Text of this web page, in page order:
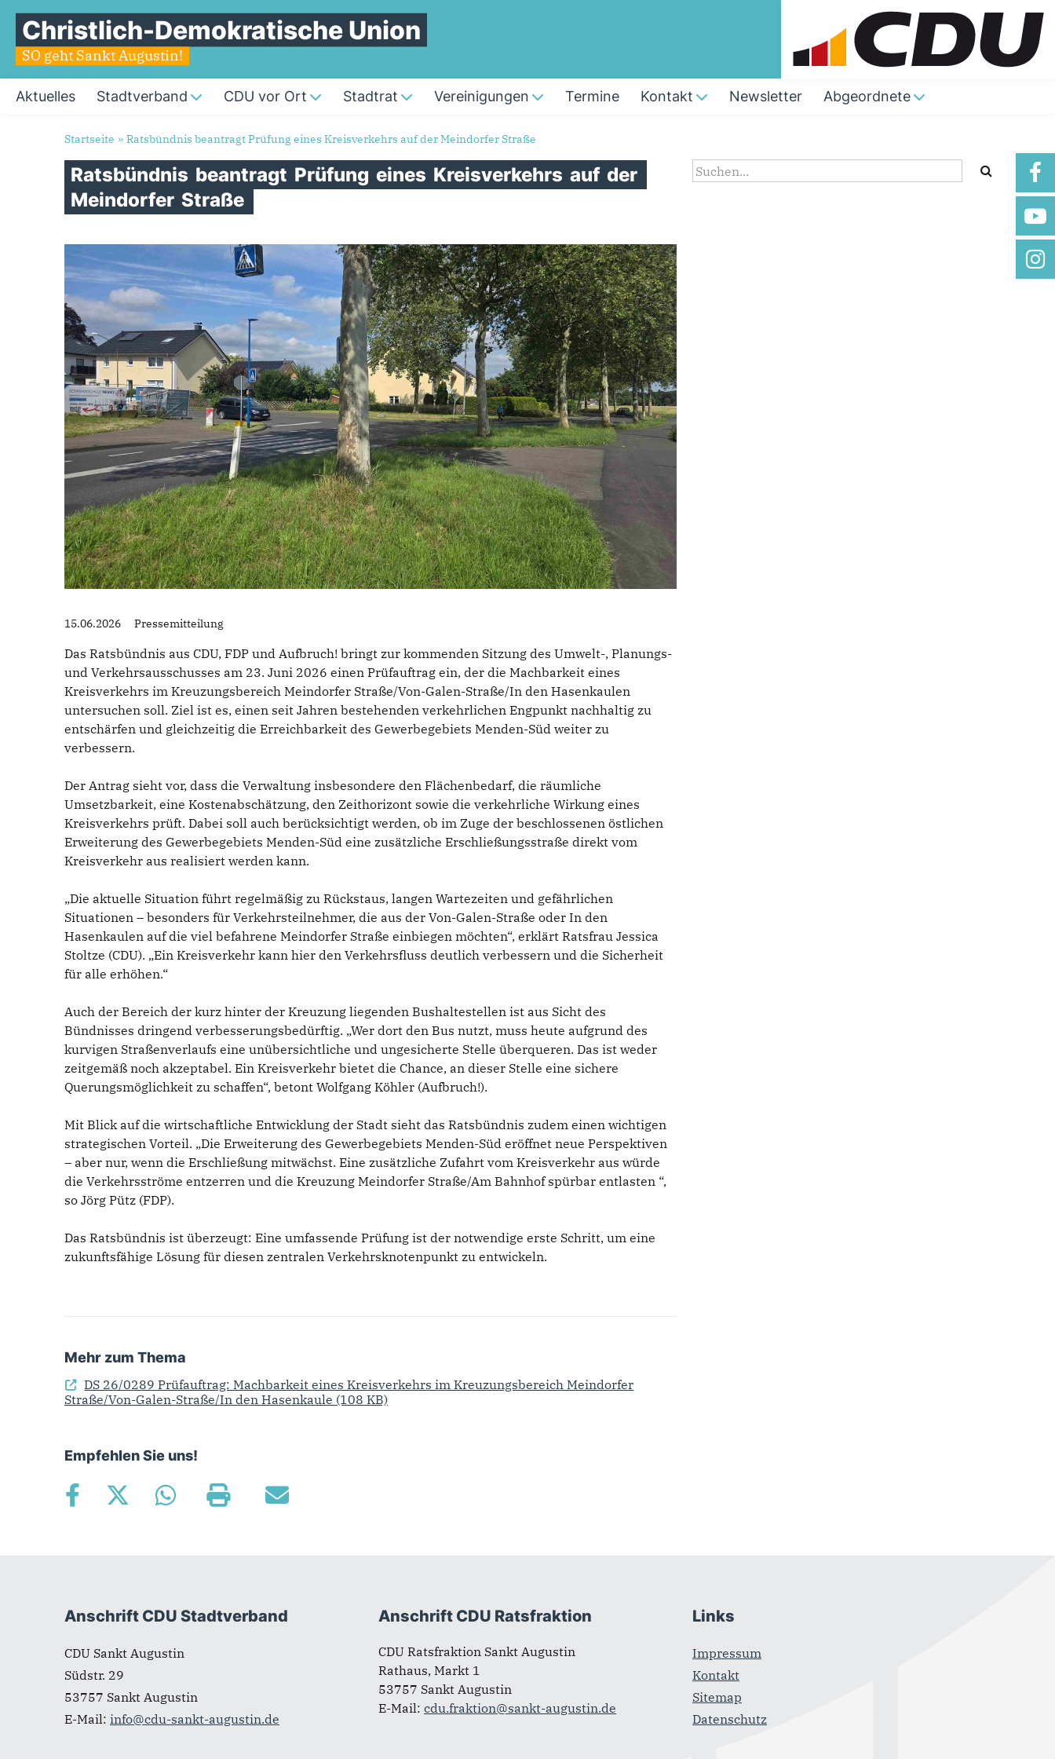
Christlich-Demokratische Union
SO geht Sankt Augustin!
Aktuelles Stadtverband CDU vor Ort Stadtrat Vereinigungen Termine Kontakt Newsletter Abgeordnete
Sie sind hier
Startseite » Ratsbündnis beantragt Prüfung eines Kreisverkehrs auf der Meindorfer Straße
Ratsbündnis beantragt Prüfung eines Kreisverkehrs auf der
Meindorfer Straße
15.06.2026 Pressemitteilung
Das Ratsbündnis aus CDU, FDP und Aufbruch! bringt zur kommenden Sitzung des Umwelt-, Planungs-
und Verkehrsausschusses am 23. Juni 2026 einen Prüfauftrag ein, der die Machbarkeit eines
Kreisverkehrs im Kreuzungsbereich Meindorfer Straße/Von-Galen-Straße/In den Hasenkaulen
untersuchen soll. Ziel ist es, einen seit Jahren bestehenden verkehrlichen Engpunkt nachhaltig zu
entschärfen und gleichzeitig die Erreichbarkeit des Gewerbegebiets Menden-Süd weiter zu
verbessern.
Der Antrag sieht vor, dass die Verwaltung insbesondere den Flächenbedarf, die räumliche
Umsetzbarkeit, eine Kostenabschätzung, den Zeithorizont sowie die verkehrliche Wirkung eines
Kreisverkehrs prüft. Dabei soll auch berücksichtigt werden, ob im Zuge der beschlossenen östlichen
Erweiterung des Gewerbegebiets Menden-Süd eine zusätzliche Erschließungsstraße direkt vom
Kreisverkehr aus realisiert werden kann.
„Die aktuelle Situation führt regelmäßig zu Rückstaus, langen Wartezeiten und gefährlichen
Situationen – besonders für Verkehrsteilnehmer, die aus der Von-Galen-Straße oder In den
Hasenkaulen auf die viel befahrene Meindorfer Straße einbiegen möchten“, erklärt Ratsfrau Jessica
Stoltze (CDU). „Ein Kreisverkehr kann hier den Verkehrsfluss deutlich verbessern und die Sicherheit
für alle erhöhen.“
Auch der Bereich der kurz hinter der Kreuzung liegenden Bushaltestellen ist aus Sicht des
Bündnisses dringend verbesserungsbedürftig. „Wer dort den Bus nutzt, muss heute aufgrund des
kurvigen Straßenverlaufs eine unübersichtliche und ungesicherte Stelle überqueren. Das ist weder
zeitgemäß noch akzeptabel. Ein Kreisverkehr bietet die Chance, an dieser Stelle eine sichere
Querungsmöglichkeit zu schaffen“, betont Wolfgang Köhler (Aufbruch!).
Mit Blick auf die wirtschaftliche Entwicklung der Stadt sieht das Ratsbündnis zudem einen wichtigen
strategischen Vorteil. „Die Erweiterung des Gewerbegebiets Menden-Süd eröffnet neue Perspektiven
– aber nur, wenn die Erschließung mitwächst. Eine zusätzliche Zufahrt vom Kreisverkehr aus würde
die Verkehrsströme entzerren und die Kreuzung Meindorfer Straße/Am Bahnhof spürbar entlasten “,
so Jörg Pütz (FDP).
Das Ratsbündnis ist überzeugt: Eine umfassende Prüfung ist der notwendige erste Schritt, um eine
zukunftsfähige Lösung für diesen zentralen Verkehrsknotenpunkt zu entwickeln.
Mehr zum Thema
DS 26/0289 Prüfauftrag: Machbarkeit eines Kreisverkehrs im Kreuzungsbereich Meindorfer
Straße/Von-Galen-Straße/In den Hasenkaule (108 KB)
Empfehlen Sie uns!
Suchformular
Suche
Fußbereich
Anschrift CDU Stadtverband
CDU Sankt Augustin
Südstr. 29
53757 Sankt Augustin
E-Mail: info@cdu-sankt-augustin.de
Anschrift CDU Ratsfraktion
CDU Ratsfraktion Sankt Augustin
Rathaus, Markt 1
53757 Sankt Augustin
E-Mail: cdu.fraktion@sankt-augustin.de
Links
Impressum
Kontakt
Sitemap
Datenschutz